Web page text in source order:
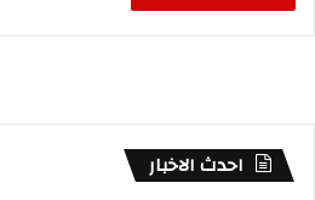
احدث الاخبار